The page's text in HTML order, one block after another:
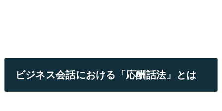
ビジネス会話における「応酬話法」とは